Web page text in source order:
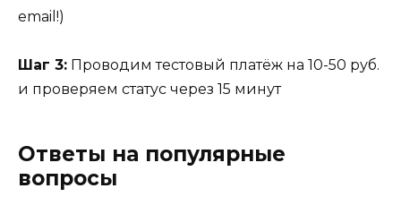
email!)
Шаг 3: Проводим тестовый платёж на 10-50 руб.
и проверяем статус через 15 минут
Ответы на популярные
вопросы